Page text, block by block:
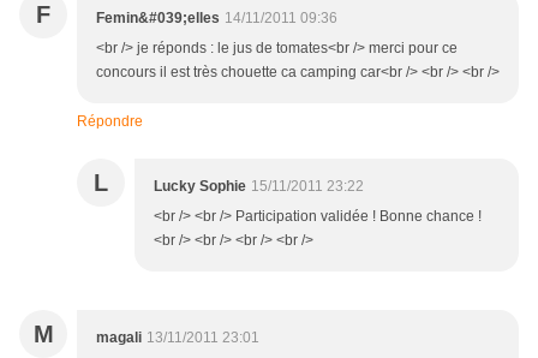
F Femin&#039;elles 14/11/2011 09:36
<br /> je réponds : le jus de tomates<br /> merci pour ce
concours il est très chouette ca camping car<br /> <br /> <br />
Répondre
L Lucky Sophie 15/11/2011 23:22
<br /> <br /> Participation validée ! Bonne chance !
<br /> <br /> <br /> <br />
M magali 13/11/2011 23:01